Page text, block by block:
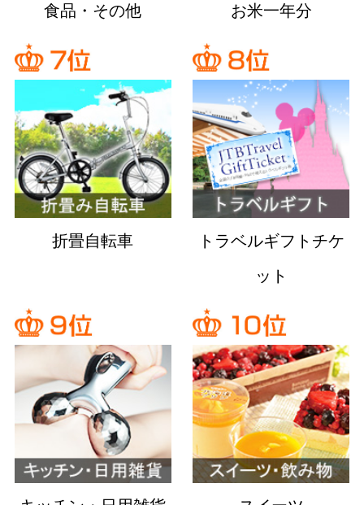
食品・その他 お米一年分
折畳自転車
トラベルギフトチケ
ット